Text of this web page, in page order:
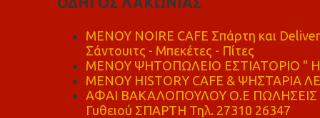
MENOY NOIRE CAFE Σπάρτη και
Σάντουιτς - Μπεκέτες - Πίτες
ΜΕΝΟΥ ΨΗΤΟΠΩΛΕΙΟ ΕΣΤΙΑΤΟΡΙΟ "
ΜΕΝΟΥ HISTORY CAFE & ΨΗΣΤΑΡΙΑ
ΑΦΑΙ ΒΑΚΑΛΟΠΟΥΛΟΥ Ο.Ε ΠΩΛΗΣΕΙΣ
Γυθειού ΣΠΑΡΤΗ Τηλ. 27310 26347